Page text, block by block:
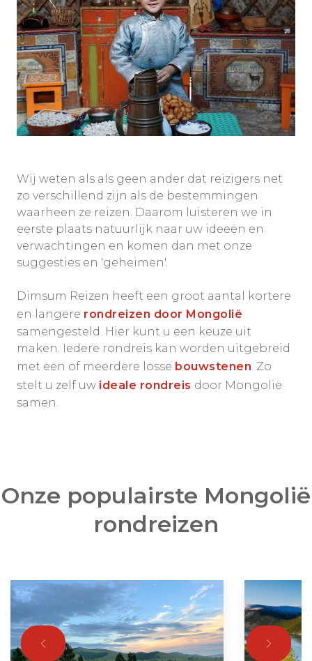
Wij weten als als geen ander dat reizigers net
zo verschillend zijn als de bestemmingen
waarheen ze reizen. Daarom luisteren we in
eerste plaats natuurlijk naar uw ideeën en
verwachtingen en komen dan met onze
suggesties en 'geheimen'.
Dimsum Reizen heeft een groot aantal kortere
en langere rondreizen door Mongolië
samengesteld. Hier kunt u een keuze uit
maken. Iedere rondreis kan worden uitgebreid
met een of meerdere losse bouwstenen . Zo
stelt u zelf uw ideale rondreis door Mongolië
samen.
Onze populairste Mongolië
rondreizen